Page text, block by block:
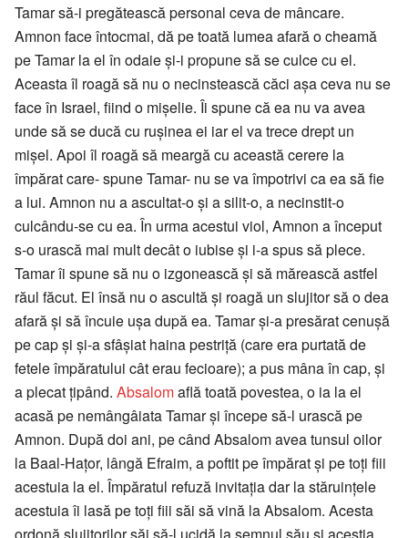
Tamar să-i pregătească personal ceva de mâncare.
Amnon face întocmai, dă pe toată lumea afară o cheamă
pe Tamar la el în odaie și-i propune să se culce cu el.
Aceasta îl roagă să nu o necinstească căci așa ceva nu se
face în Israel, fiind o mișelie. Îi spune că ea nu va avea
unde să se ducă cu rușinea ei iar el va trece drept un
mișel. Apoi îl roagă să meargă cu această cerere la
împărat care- spune Tamar- nu se va împotrivi ca ea să fie
a lui. Amnon nu a ascultat-o și a silit-o, a necinstit-o
culcându-se cu ea. În urma acestui viol, Amnon a început
s-o urască mai mult decât o iubise și i-a spus să plece.
Tamar îi spune să nu o izgonească și să mărească astfel
răul făcut. El însă nu o ascultă și roagă un slujitor să o dea
afară și să încuie ușa după ea. Tamar și-a presărat cenușă
pe cap și și-a sfâșiat haina pestriță (care era purtată de
fetele împăratului cât erau fecioare); a pus mâna în cap, și
a plecat țipând. Absalomaflă toată povestea, o ia la el
acasă pe nemângâiata Tamar și începe să-l urască pe
Amnon. După doi ani, pe când Absalom avea tunsul oilor
la Baal-Hațor, lângă Efraim, a poftit pe împărat și pe toți fiii
acestuia la el. Împăratul refuză invitația dar la stăruințele
acestuia îi lasă pe toți fiii săi să vină la Absalom. Acesta
ordonă slujitorilor săi să-l ucidă la semnul său și aceștia